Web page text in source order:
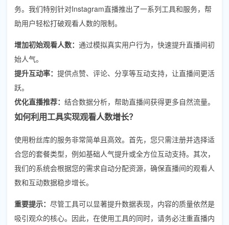
务。我们特别针对Instagram直播推出了一系列工具和服务，帮
助用户轻松打破观看人数的限制。
增加初始观看人数： 通过模拟真实用户行为，快速提升直播间初
始人气。
提升互动率： 提供点赞、评论、分享等互动支持，让直播间更活
跃。
优化直播推荐： 结合数据分析，帮助直播间获得更多自然流量。
如何利用工具实现观看人数增长？
使用粉丝库的服务非常简单且高效。首先，您只需注册并选择适
合您的套餐类型，例如基础人气提升或全方位互动支持。其次，
我们的系统会根据您的需求自动分配资源，确保直播间的观看人
数和互动数据稳步增长。
重要提示： 尽管工具可以显著提升数据表现，内容的质量依然是
吸引观众的核心。因此，在使用工具的同时，请务必注重直播内